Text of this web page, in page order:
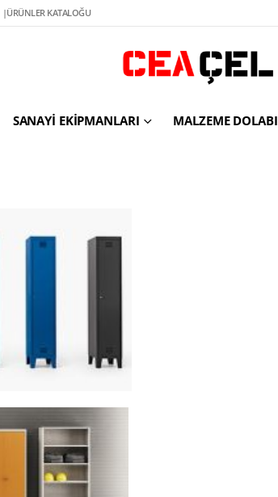
ÜRÜNLER KATALOĞU
SANAYI EKIPMANLARI MALZEME DOLABI